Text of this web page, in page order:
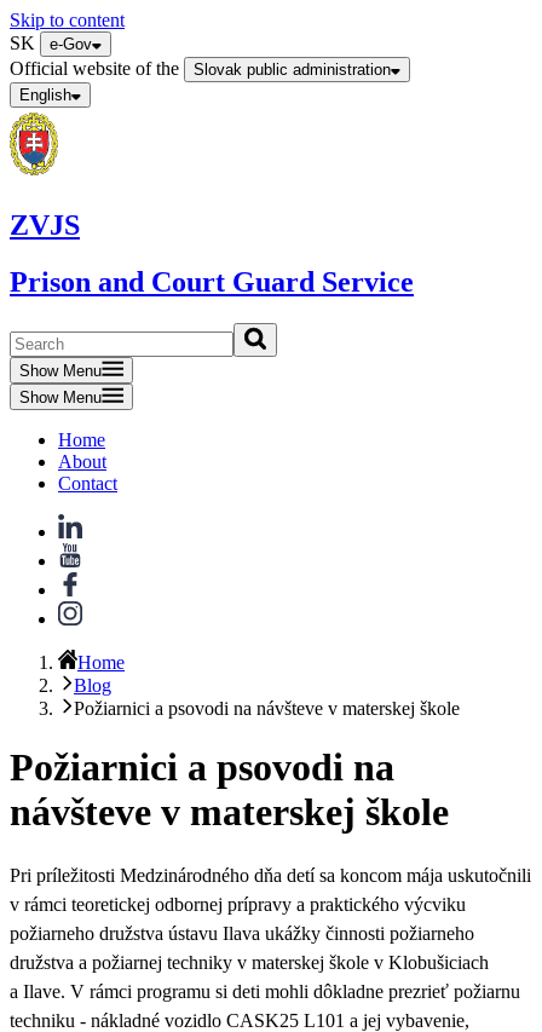
Skip to content
SK
e-Gov
Official website of the
Slovak public administration
English
ZVJS
Prison and Court Guard Service
Show Menu
Show Menu
Home
About
Contact
Home
Blog
Požiarnici a psovodi na návšteve v materskej škole
Požiarnici a psovodi na
návšteve v materskej škole
Pri príležitosti Medzinárodného dňa detí sa koncom mája uskutočnili
v rámci teoretickej odbornej prípravy a praktického výcviku
požiarneho družstva ústavu Ilava ukážky činnosti požiarneho
družstva a požiarnej techniky v materskej škole v Klobušiciach
a Ilave. V rámci programu si deti mohli dôkladne prezrieť požiarnu
techniku - nákladné vozidlo CASK25 L101 a jej vybavenie,